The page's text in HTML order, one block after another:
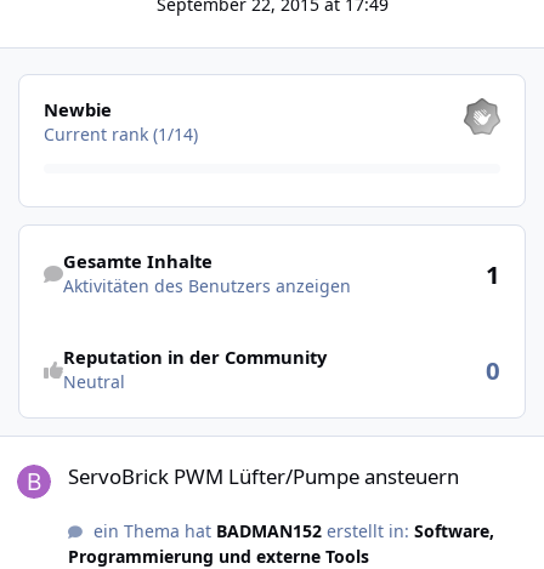
Alle anzeigen
Newbie
Current rank (1/14)
Aktivitäten des Benutzers anzeigen
Gesamte Inhalte
Aktivitäten des Benutzers anzeigen 1
Reputation in der Community
Neutral 0
ServoBrick PWM Lüfter/Pumpe ansteuern
ein Thema hat BADMAN152erstellt in: Software,
Programmierung und externe Tools